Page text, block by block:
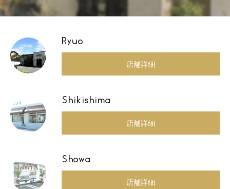
Ryuo
店舗詳細
Shikishima
店舗詳細
Showa
店舗詳細